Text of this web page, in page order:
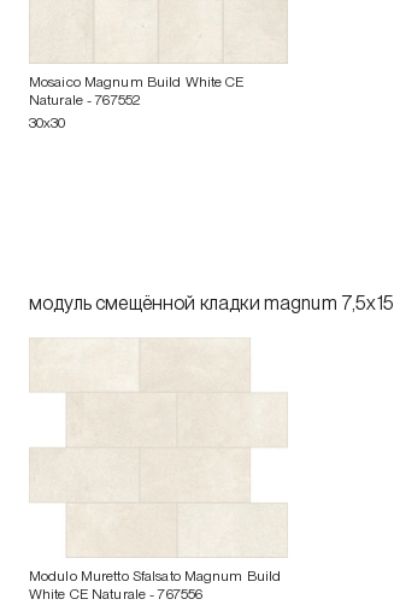
Mosaico Magnum Build White CE
Naturale- 767552
30x30
модуль смещённой кладки magnum 7,5x15
Modulo Muretto Sfalsato Magnum Build
White CE Naturale - 767556